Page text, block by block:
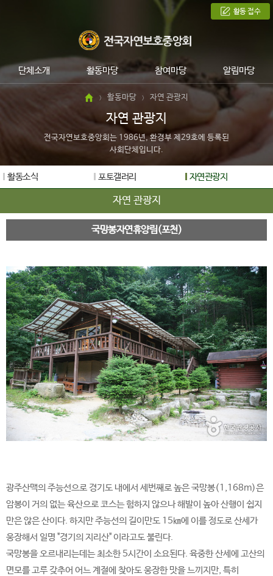
단체소개 활동마당 참여마당 알림마당
활동 접수
> 활동마당 > 자연 관광지
자연 관광지
전국자연보호중앙회는 1986년, 환경부 제29호에 등록된
사회단체입니다.
활동소식 포토갤러리 자연관광지
자연 관광지
국망봉자연휴양림(포천)
광주산맥의 주능선으로 경기도 내에서 세번째로 높은 국망봉(1,168m)은
암봉이 거의 없는 육산으로 코스는 험하지 않으나 해발이 높아 산행이 쉽지
만은 않은 산이다. 하지만 주능선의 길이만도 15㎞에 이를 정도로 산세가
웅장해서 일명 "경기의 지리산" 이라고도 불린다.
국망봉을 오르내리는데는 최소한 5시간이 소요된다. 육중한 산세에 고산의
면모를 고루 갖추어 어느 계절에 찾아도 웅장한 맛을 느끼지만, 특히